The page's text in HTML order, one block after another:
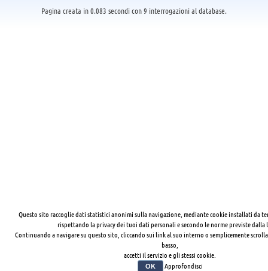
Pagina creata in 0.083 secondi con 9 interrogazioni al database.
Questo sito raccoglie dati statistici anonimi sulla navigazione, mediante cookie installati da
rispettando la privacy dei tuoi dati personali e secondo le norme previste dalla
Continuando a navigare su questo sito, cliccando sui link al suo interno o semplicemente
basso,
accetti il servizio e gli stessi cookie.
OK Approfondisci